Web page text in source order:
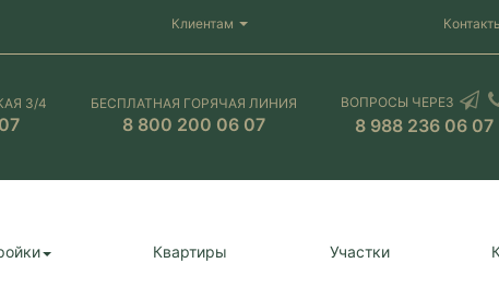
Клиентам
3/4 БЕСПЛАТНАЯ ГОРЯЧАЯ ЛИНИЯ
8 800 200 06 07
ВОПРОСЫ ЧЕРЕЗ
8 988 236 06 07
Квартиры Участки